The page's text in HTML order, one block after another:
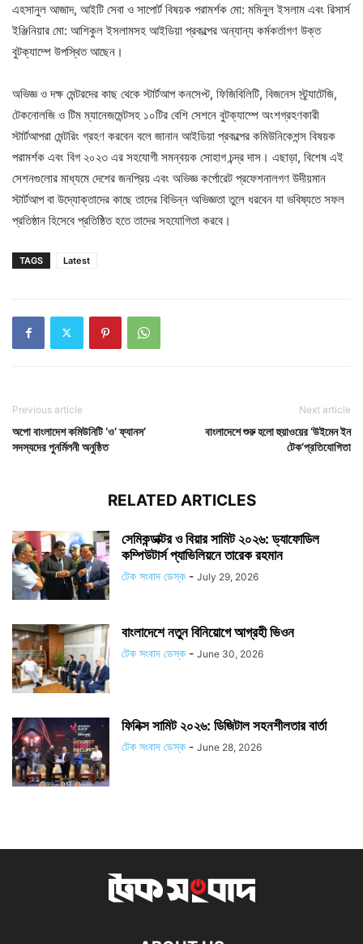
এহসানুল আজাদ, আইটি সেবা ও সাপোর্ট বিষয়ক পরামর্শক মো: মমিনুল ইসলাম এবং রিসার্স
ইঞ্জিনিয়ার মো: আশিকুল ইসলামসহ আইডিয়া প্রকল্পের অন্যান্য কর্মকর্তাগণ উক্ত
বুটক্যাম্পে উপস্থিত আছেন।
অভিজ্ঞ ও দক্ষ মেন্টরদের কাছ থেকে স্টার্টআপ কনসেপ্ট, ফিজিবিলিটি, বিজনেস স্ট্র্যাটেজি,
টেকনোলজি ও টিম ম্যানেজমেন্টসহ ১০টির বেশি সেশনে বুটক্যাম্পে অংশগ্রহণকারী
স্টার্টআপরা মেন্টরিং গ্রহণ করবেন বলে জানান আইডিয়া প্রকল্পের কমিউনিকেশন্স বিষয়ক
পরামর্শক এবং বিগ ২০২৩ এর সহযোগী সমন্বয়ক সোহাগ চন্দ্র দাস। এছাড়া, বিশেষ এই
সেশনগুলোর মাধ্যমে দেশের জনপ্রিয় এবং অভিজ্ঞ কর্পোরেট প্রফেশনালগণ উদীয়মান
স্টার্টআপ বা উদ্যোক্তাদের কাছে তাদের বিভিন্ন অভিজ্ঞতা তুলে ধরবেন যা ভবিষ্যতে সফল
প্রতিষ্ঠান হিসেবে প্রতিষ্ঠিত হতে তাদের সহযোগিতা করবে।
TAGS Latest
Previous article
অপো বাংলাদেশ কমিউনিটি ‘ও’ ফ্যানস’
সদস্যদের পুনর্মিলনী অনুষ্ঠিত
Next article
বাংলাদেশে শুরু হলো হুয়াওয়ের ‘উইমেন ইন
টেক’প্রতিযোগিতা
RELATED ARTICLES
সেমিকন্ডাক্টর ও বিয়ার সামিট ২০২৬: ড্যাফোডিল
কম্পিউটার্স প্যাভিলিয়নে তারেক রহমান
টেক সংবাদ ডেস্ক - July 29, 2026
বাংলাদেশে নতুন বিনিয়োগে আগ্রহী ভিওন
টেক সংবাদ ডেস্ক - June 30, 2026
ফিনিক্স সামিট ২০২৬: ডিজিটাল সহনশীলতার বার্তা
টেক সংবাদ ডেস্ক - June 28, 2026